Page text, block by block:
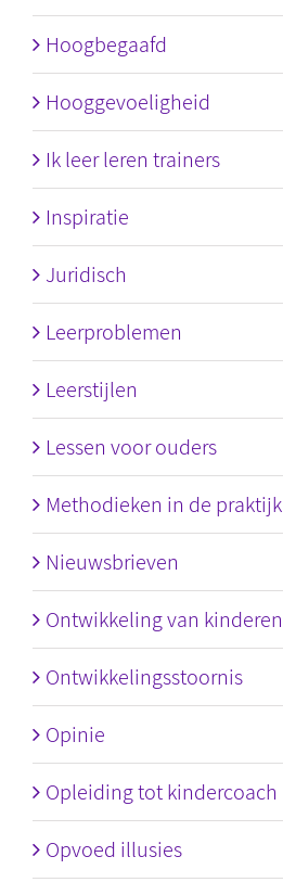
Hoogbegaafd
Hooggevoeligheid
Ik leer leren trainers
Inspiratie
Juridisch
Leerproblemen
Leerstijlen
Lessen voor ouders
Methodieken in de praktijk
Nieuwsbrieven
Ontwikkeling van kinderen
Ontwikkelingsstoornis
Opinie
Opleiding tot kindercoach
Opvoed illusies